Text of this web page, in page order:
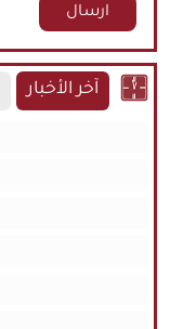
آخر الأخبار